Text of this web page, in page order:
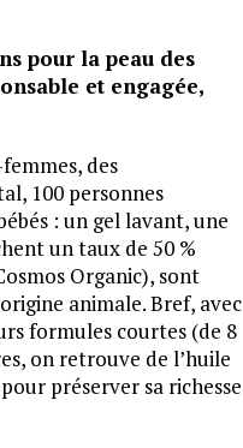
pour la peau des
et engagée,
des
100 personnes
: un gel lavant, une
un taux de 50 %
Organic), sont
animale. Bref, avec
formules courtes (de 8
on retrouve de l’huile
préserver sa richesse